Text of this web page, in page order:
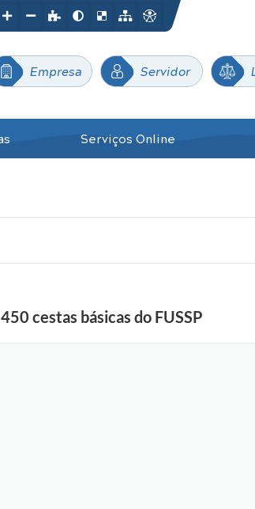
Empresa Servidor
Serviços Online
cestas básicas do FUSSP